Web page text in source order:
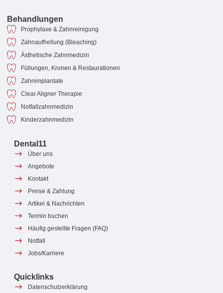
Behandlungen
Prophylaxe & Zahnreinigung
Zahnaufhellung (Bleaching)
Ästhetische Zahnmedizin
Füllungen, Kronen & Restaurationen
Zahnimplantate
Clear Aligner Therapie
Notfallzahnmedizin
Kinderzahnmedizin
Dental11
Über uns
Angebote
Kontakt
Preise & Zahlung
Artikel & Nachrichten
Termin buchen
Häufig gestellte Fragen (FAQ)
Notfall
Jobs/Karriere
Quicklinks
Datenschutzerklärung